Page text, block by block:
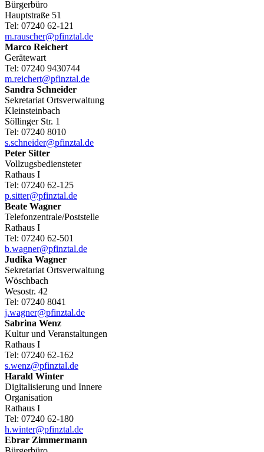
Bürgerbüro
Hauptstraße 51
Tel: 07240 62-121
m.rauscher@pfinztal.de
Marco Reichert
Gerätewart
Tel: 07240 9430744
m.reichert@pfinztal.de
Sandra Schneider
Sekretariat Ortsverwaltung
Kleinsteinbach
Söllinger Str. 1
Tel: 07240 8010
s.schneider@pfinztal.de
Peter Sitter
Vollzugsbediensteter
Rathaus I
Tel: 07240 62-125
p.sitter@pfinztal.de
Beate Wagner
Telefonzentrale/Poststelle
Rathaus I
Tel: 07240 62-501
b.wagner@pfinztal.de
Judika Wagner
Sekretariat Ortsverwaltung
Wöschbach
Wesostr. 42
Tel: 07240 8041
j.wagner@pfinztal.de
Sabrina Wenz
Kultur und Veranstaltungen
Rathaus I
Tel: 07240 62-162
s.wenz@pfinztal.de
Harald Winter
Digitalisierung und Innere
Organisation
Rathaus I
Tel: 07240 62-180
h.winter@pfinztal.de
Ebrar Zimmermann